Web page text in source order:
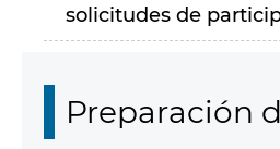
solicitudes de
Preparación